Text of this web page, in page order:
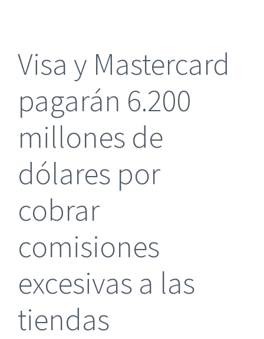
Visa y Mastercard
pagarán 6.200
millones de
dólares por
cobrar
comisiones
excesivas a las
tiendas